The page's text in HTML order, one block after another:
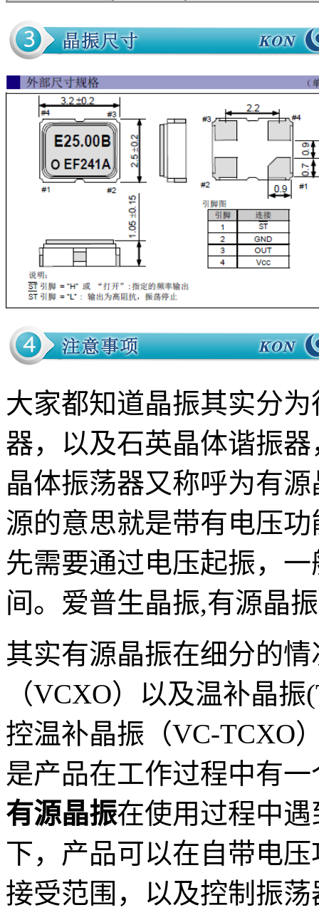
大家都知道晶振其实分
器，以及石英晶体谐振
晶体振荡器又称呼为有
源的意思就是带有电压
先需要通过电压起振，
间。爱普生晶振,有源晶
其实有源晶振在细分的
（VCXO）以及温补晶
控温补晶振（VC-TCXO
是产品在工作过程中有
有源晶振在使用过程中
下，产品可以在自带电
接受范围，以及控制振